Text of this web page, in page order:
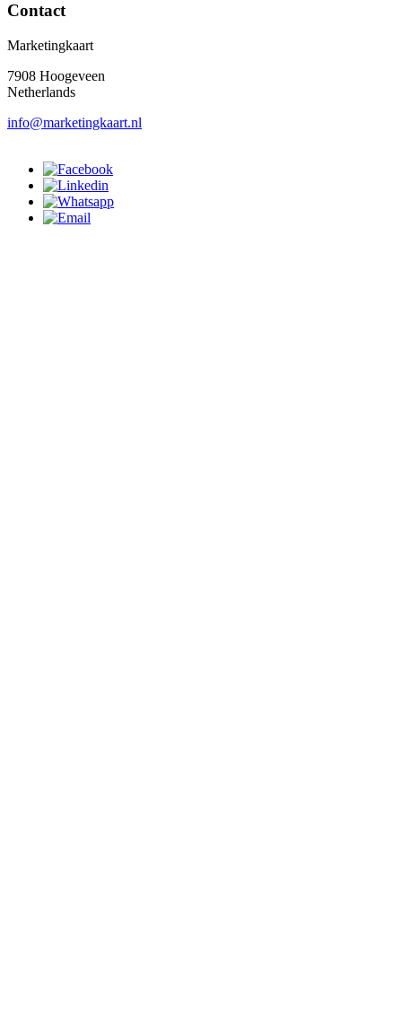
Contact
Marketingkaart
7908 Hoogeveen
Netherlands
info@marketingkaart.nl